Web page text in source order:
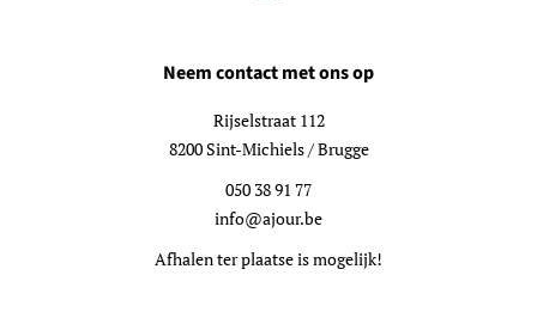
Neem contact met ons op
Rijselstraat 112
8200 Sint-Michiels / Brugge
050 38 91 77
info@ajour.be
Afhalen ter plaatse is mogelijk!